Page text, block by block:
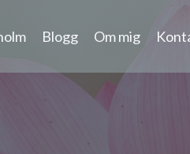
Blogg Om mig